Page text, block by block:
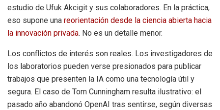
estudio de Ufuk Akcigit y sus colaboradores. En la práctica,
eso supone una reorientación desde la ciencia abierta hacia
la innovación privada. No es un detalle menor.
Los conflictos de interés son reales. Los investigadores de
los laboratorios pueden verse presionados para publicar
trabajos que presenten la IA como una tecnología útil y
segura. El caso de Tom Cunningham resulta ilustrativo: el
pasado año abandonó OpenAI tras sentirse, según diversas